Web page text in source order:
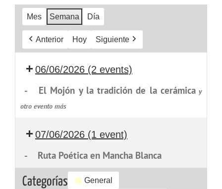
Mes Semana Día
Anterior Hoy Siguiente
06/06/2026 (2 events)
- El Mojón y la tradición de la cerámicay
otro evento más
07/06/2026 (1 event)
- Ruta Poética en Mancha Blanca
Categorías
General